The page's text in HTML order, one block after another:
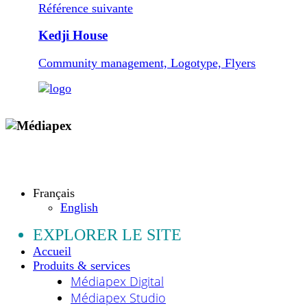
Référence suivante
Kedji House
Community management, Logotype, Flyers
Français
English
EXPLORER LE SITE
Accueil
Produits & services
Médiapex Digital
Médiapex Studio